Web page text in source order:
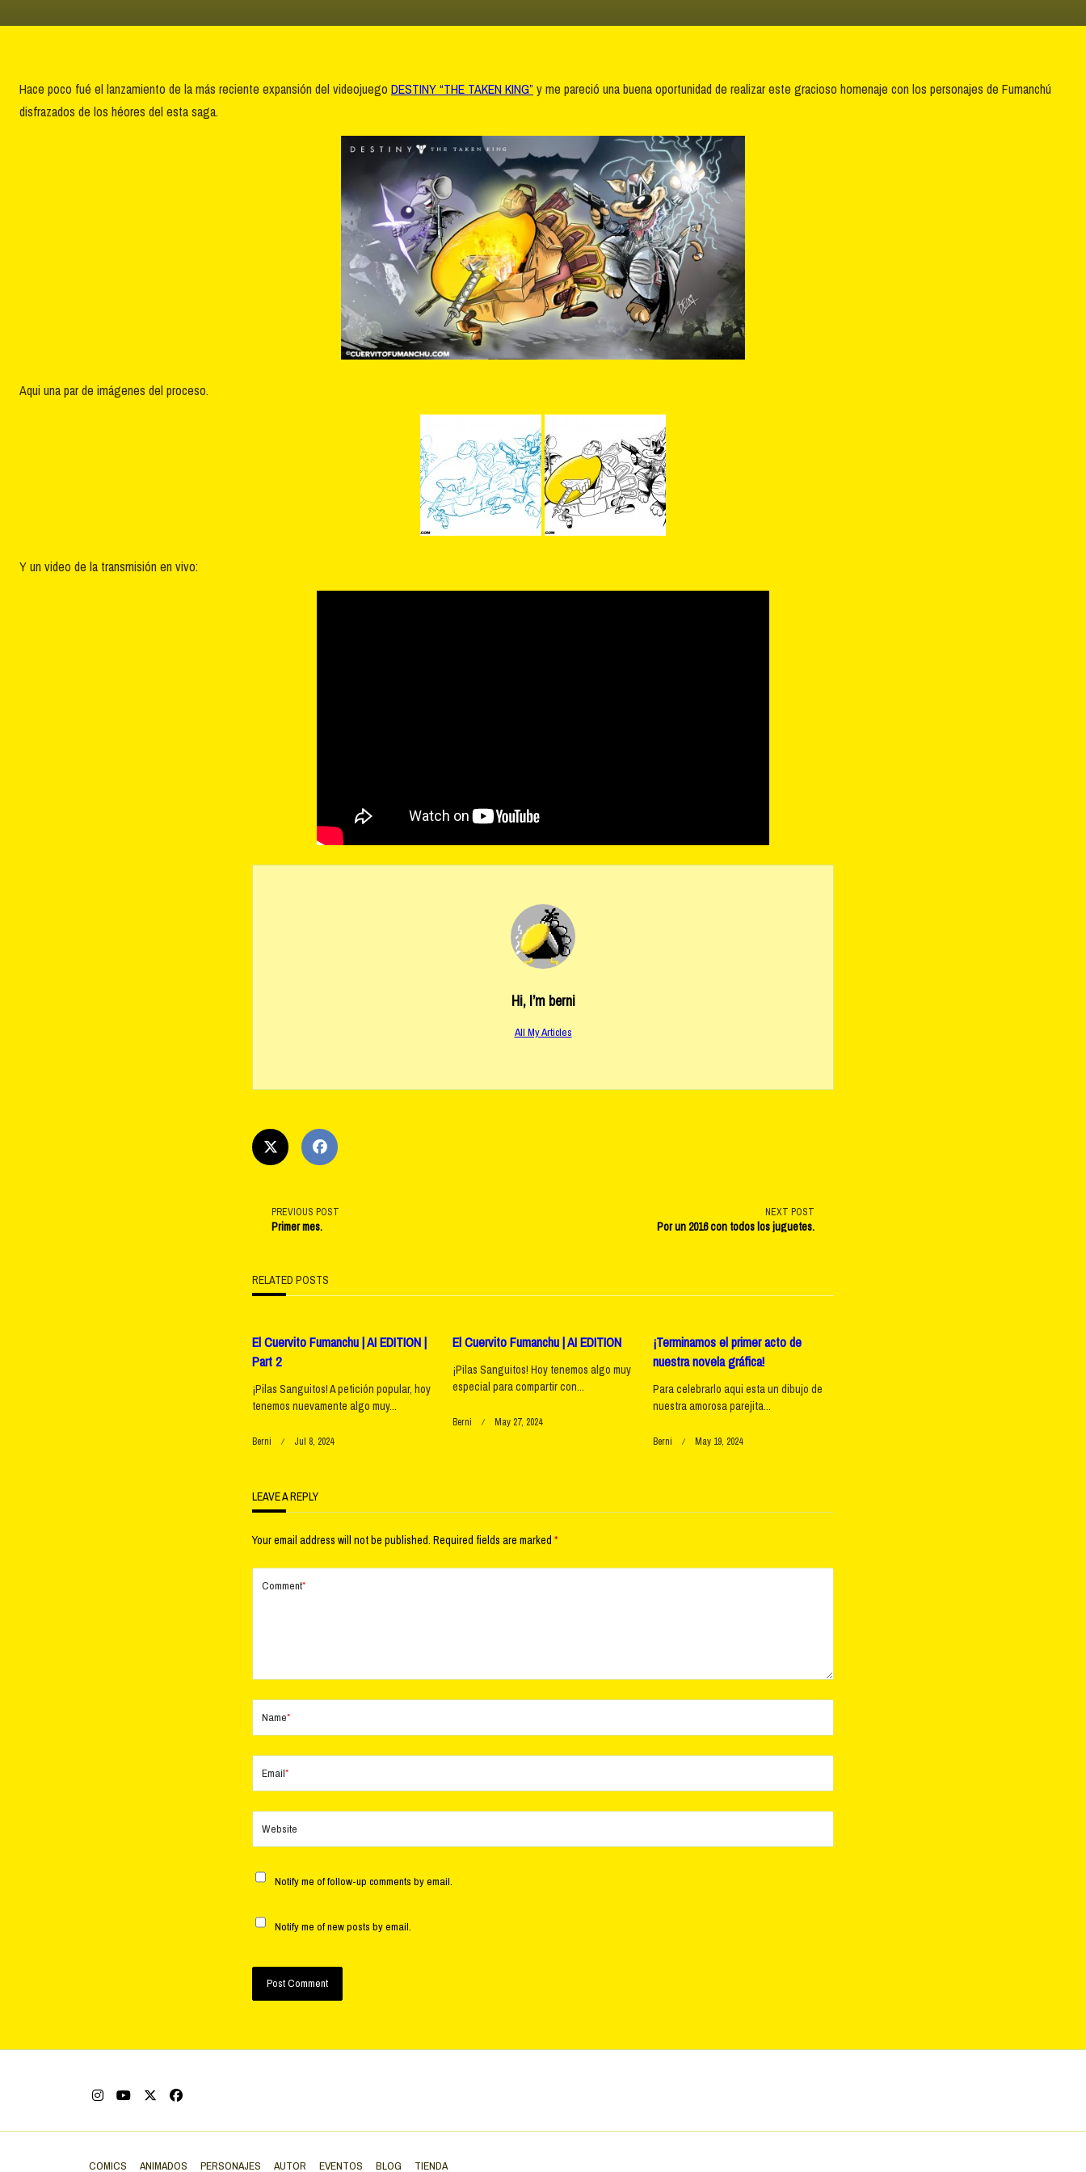
Hace poco fué el lanzamiento de la más reciente expansión del videojuego DESTINY “THE TAKEN KING”y me pareció una buena oportunidad de realizar este gracioso homenaje con los personajes de Fumanchú
disfrazados de los héores del esta saga.
Aqui una par de imágenes del proceso.
Y un video de la transmisión en vivo:
Hi, I’m berni
All My Articles
<span
subtitle
screen-
reader-
text">Page</span>
PREVIOUS POST
Primer mes.
NEXT POST
Por un 2016 con todos los juguetes.
RELATED POSTS
El Cuervito Fumanchu | AI EDITION |
Part 2
¡Pilas Sanguitos! A petición popular, hoy
tenemos nuevamente algo muy...
Berni Jul 8, 2024
El Cuervito Fumanchu | AI EDITION
¡Pilas Sanguitos! Hoy tenemos algo muy
especial para compartir con...
Berni May 27, 2024
¡Terminamos el primer acto de
nuestra novela gráfica!
Para celebrarlo aqui esta un dibujo de
nuestra amorosa parejita...
Berni May 19, 2024
LEAVE A REPLY
Your email address will not be published. Required fields are marked *
Comment*
Name*
Email*
Website
Notify me of follow-up comments by email.
Notify me of new posts by email.
COMICS ANIMADOS PERSONAJES AUTOR EVENTOS BLOG TIENDA